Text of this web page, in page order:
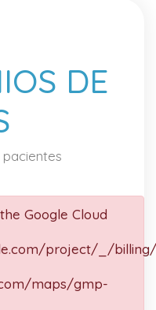
DE
Google Cloud
project/_/
maps/gmp-